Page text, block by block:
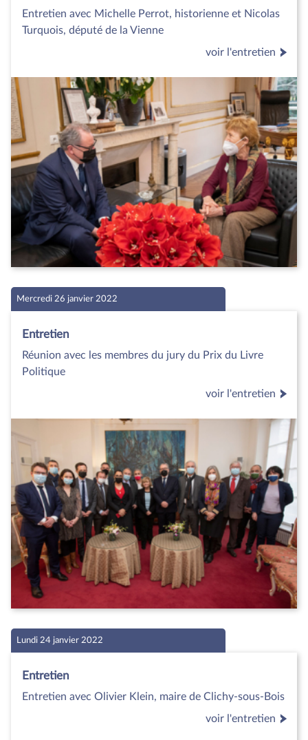
Entretien avec Michelle Perrot, historienne et Nicolas
Turquois, député de la Vienne
voir l'entretien
Mercredi 26 janvier 2022
Entretien
Réunion avec les membres du jury du Prix du Livre
Politique
voir l'entretien
Lundi 24 janvier 2022
Entretien
Entretien avec Olivier Klein, maire de Clichy-sous-Bois
voir l'entretien